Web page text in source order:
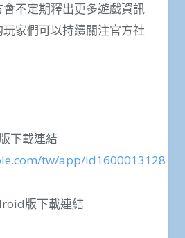
會不定期釋出更多遊戲資訊
家們可以持續關注官方社
下載連結
tw/app/id1600013128
版下載連結